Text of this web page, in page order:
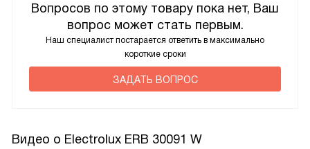
Вопросов по этому товару пока нет, Ваш
вопрос может стать первым.
Наш специалист постарается ответить в максимально
короткие сроки
ЗАДАТЬ ВОПРОС
Видео о Electrolux ERB 30091 W